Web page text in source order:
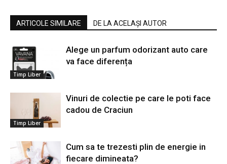
ARTICOLE SIMILARE DE LA ACELAȘI AUTOR
Timp Liber
Alege un parfum odorizant auto care
va face diferența
Timp Liber
Vinuri de colectie pe care le poti face
cadou de Craciun
Cum sa te trezesti plin de energie in
fiecare dimineata?